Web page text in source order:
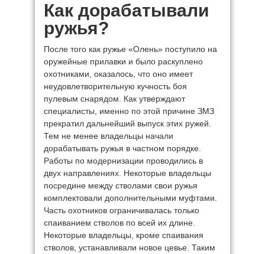
Как дорабатывали
ружья?
После того как ружье «Олень» поступило на
оружейные прилавки и было раскуплено
охотниками, оказалось, что оно имеет
неудовлетворительную кучность боя
пулевым снарядом. Как утверждают
специалисты, именно по этой причине ЗМЗ
прекратил дальнейший выпуск этих ружей.
Тем не менее владельцы начали
дорабатывать ружья в частном порядке.
Работы по модернизации проводились в
двух направлениях. Некоторые владельцы
посредине между стволами свои ружья
комплектовали дополнительными муфтами.
Часть охотников ограничивалась только
спаиванием стволов по всей их длине.
Некоторые владельцы, кроме спаивания
стволов, устанавливали новое цевье. Таким